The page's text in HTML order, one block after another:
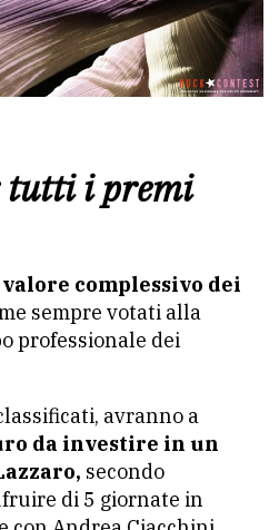
tutti i premi
complessivo dei
sempre votati alla
professionale dei
avranno a
da investire in un
secondo
di 5 giornate in